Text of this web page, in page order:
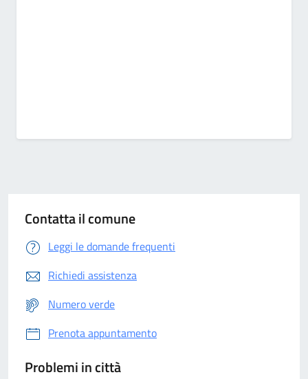
Contatta il comune
Leggi le domande frequenti
Richiedi assistenza
Numero verde
Prenota appuntamento
Problemi in città